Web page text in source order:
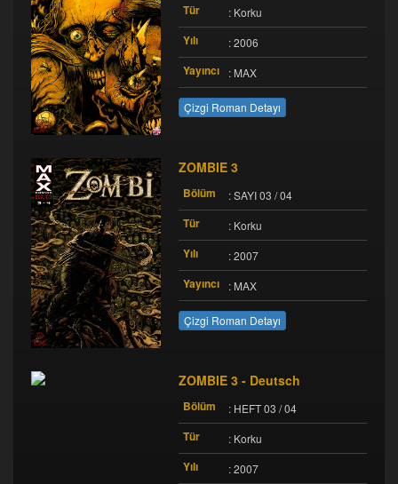
Tür : Korku
Yılı : 2006
Yayıncı : MAX
Çizgi Roman Detayı
ZOMBIE 3
Bölüm : SAYI 03 / 04
Tür : Korku
Yılı : 2007
Yayıncı : MAX
Çizgi Roman Detayı
ZOMBIE 3 - Deutsch
Bölüm : HEFT 03 / 04
Tür : Korku
Yılı : 2007